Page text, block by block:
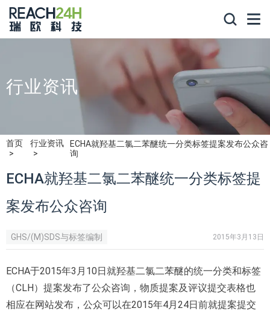
行业资讯
首页 行业资讯
ECHA就羟基二氯二苯醚统一分类标签提案发布公众咨
询
ECHA就羟基二氯二苯醚统一分类标签提
案发布公众咨询
GHS/(M)SDS与标签编制 2015年3月13日
ECHA于2015年3月10日就羟基二氯二苯醚的统一分类和标签
（CLH）提案发布了公众咨询，物质提案及评议提交表格也
相应在网站发布，公众可以在2015年4月24日前就提案提交